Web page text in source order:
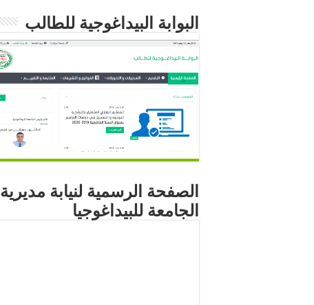
البوابة البيداغوجية للطالب
الصفحة الرسمية لنيابة مديرية
الجامعة للبيداغوجيا